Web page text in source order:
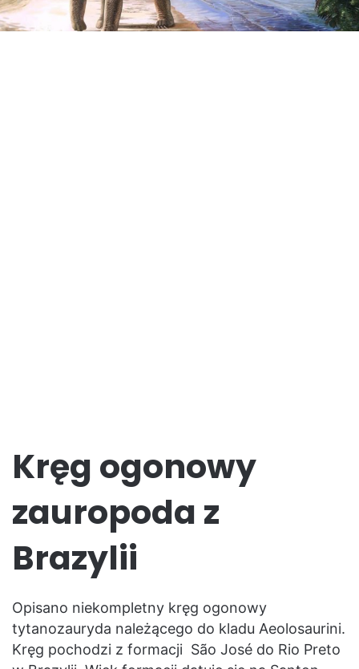
Kręg ogonowy
zauropoda z
Brazylii
Opisano niekompletny kręg ogonowy
tytanozauryda należącego do kladu Aeolosaurini.
Kręg pochodzi z formacji São José do Rio Preto